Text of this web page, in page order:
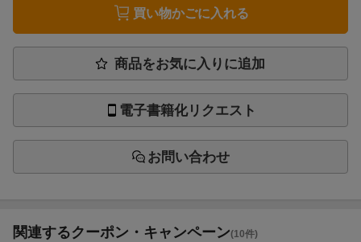
買い物かごに入れる
商品をお気に入りに追加
電子書籍化リクエスト
お問い合わせ
関連するクーポン・キャンペーン(10件)